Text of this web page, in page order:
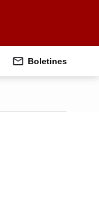
Boletines